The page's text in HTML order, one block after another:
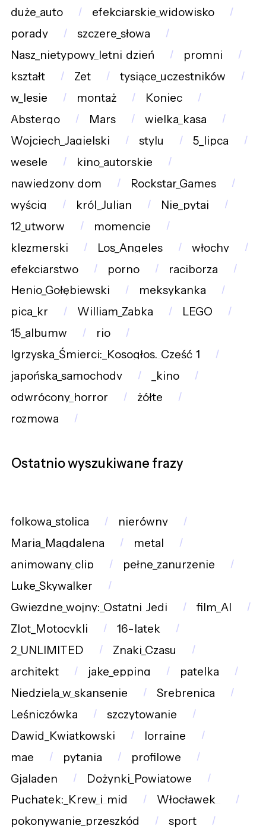
duże_auto
efekciarskie_widowisko
porady
szczere_słowa
Nasz_nietypowy_letni_dzień
promni
kształt
Zet
tysiące_uczestników
w_lesie
montaż
Koniec
Abstergo
Mars
wielka_kasa
Wojciech_Jagielski
stylu
5_lipca
wesele
kino_autorskie
nawiedzony_dom
Rockstar_Games
wyścig
król_Julian
Nie_pytaj
12_utworw
momencie
klezmerski
Los_Angeles
włochy
efekciarstwo
porno
raciborza
Henio_Gołębiewski
meksykanka
pica_kr
William_Zabka
LEGO
15_albumw
rio
Igrzyska_Śmierci:_Kosogłos._Część_1
japońska_samochody
_kino
odwrócony_horror
żółte
rozmowa
Ostatnio wyszukiwane frazy
folkowa_stolica
nierówny
Maria_Magdalena
metal
animowany_clip
pełne_zanurzenie
Luke_Skywalker
Gwiezdne_wojny:_Ostatni_Jedi
film_AI
Zlot_Motocykli
16-latek
2_UNLIMITED
Znaki_Czasu
architekt
jake_epping
patelka
Niedziela_w_skansenie
Srebrenica
Leśniczówka
szczytowanie
Dawid_Kwiatkowski
lorraine
mae
pytania
profilowe
Gjaladen
Dożynki_Powiatowe
Puchatek:_Krew_i_mid
Włocławek_
pokonywanie_przeszkód
sport